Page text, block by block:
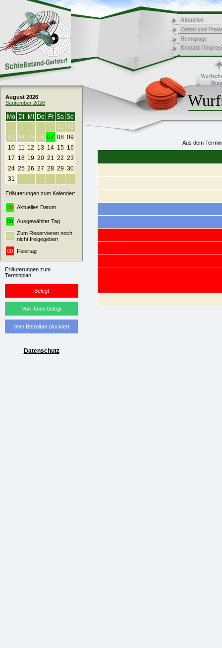
August 2026
September 2026
Mo Di Mi Do Fr Sa So
01 02
03 04 05 06 07 08 09
10
11 12 13 14 15 16
17 18 19 20 21 22 23
24 25 26 27 28 29 30
31
Erläuterungen zum Kalender:
00 Aktuelles Datum
00 Ausgewählter Tag
00
Zum Reservieren noch
nicht freigegeben
00
Feiertag
Erläuterungen zum
Terminplan:
Belegt
Von Ihnen belegt
Vom Betreiber blockiert
Datenschutz
Aus dem